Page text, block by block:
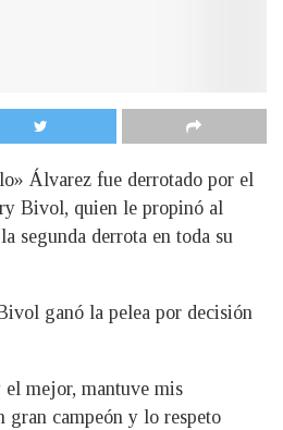
Álvarez fue derrotado por el
Bivol, quien le propinó al
segunda derrota en toda su
ganó la pelea por decisión
el mejor, mantuve mis
gran campeón y lo respeto